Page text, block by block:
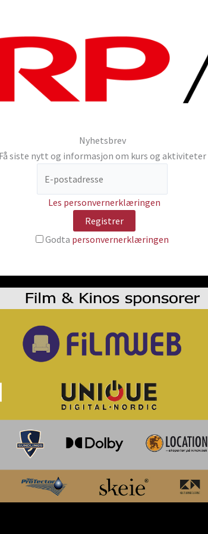
Nyhetsbrev
Få siste nytt og informasjon om kurs og aktiviteter
Les personvernerklæringen
Godta personvernerklæringen